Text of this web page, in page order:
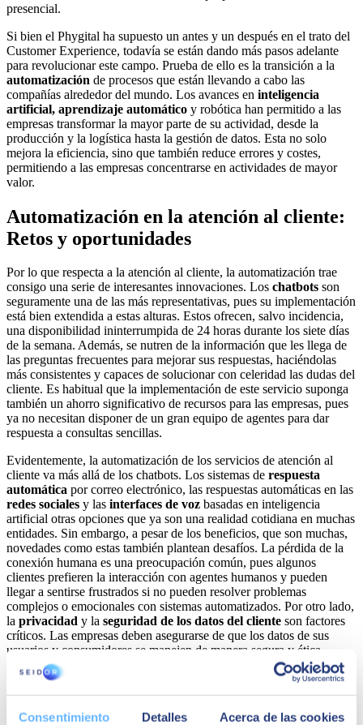
Consentimiento Detalles Acerca de las cookies
presencial.
Si bien el Phygital ha supuesto un antes y un después en el trato del
Customer Experience, todavía se están dando más pasos adelante
para revolucionar este campo. Prueba de ello es la transición a la
automatización de procesos que están llevando a cabo las
compañías alrededor del mundo. Los avances en inteligencia
artificial, aprendizaje automático y robótica han permitido a las
empresas transformar la mayor parte de su actividad, desde la
producción y la logística hasta la gestión de datos. Esta no solo
mejora la eficiencia, sino que también reduce errores y costes,
permitiendo a las empresas concentrarse en actividades de mayor
valor.
Automatización en la atención al cliente:
Retos y oportunidades
Por lo que respecta a la atención al cliente, la automatización trae
consigo una serie de interesantes innovaciones. Los chatbots son
seguramente una de las más representativas, pues su implementación
está bien extendida a estas alturas. Estos ofrecen, salvo incidencia,
una disponibilidad ininterrumpida de 24 horas durante los siete días
de la semana. Además, se nutren de la información que les llega de
las preguntas frecuentes para mejorar sus respuestas, haciéndolas
más consistentes y capaces de solucionar con celeridad las dudas del
cliente. Es habitual que la implementación de este servicio suponga
también un ahorro significativo de recursos para las empresas, pues
ya no necesitan disponer de un gran equipo de agentes para dar
respuesta a consultas sencillas.
Evidentemente, la automatización de los servicios de atención al
cliente va más allá de los chatbots. Los sistemas de respuesta
automática por correo electrónico, las respuestas automáticas en las
redes sociales y las interfaces de voz basadas en inteligencia
artificial otras opciones que ya son una realidad cotidiana en muchas
entidades. Sin embargo, a pesar de los beneficios, que son muchas,
novedades como estas también plantean desafíos. La pérdida de la
conexión humana es una preocupación común, pues algunos
clientes prefieren la interacción con agentes humanos y pueden
llegar a sentirse frustrados si no pueden resolver problemas
complejos o emocionales con sistemas automatizados. Por otro lado,
la privacidad y la seguridad de los datos del cliente son factores
críticos. Las empresas deben asegurarse de que los datos de sus
usuarios y consumidores se manejen de manera segura y ética,
cumpliendo con las regulaciones de privacidad aplicables.
Con todo, el progreso en el ámbito de la Customer Experience está
responder eficientemente a las necesidades de interacción humanas.